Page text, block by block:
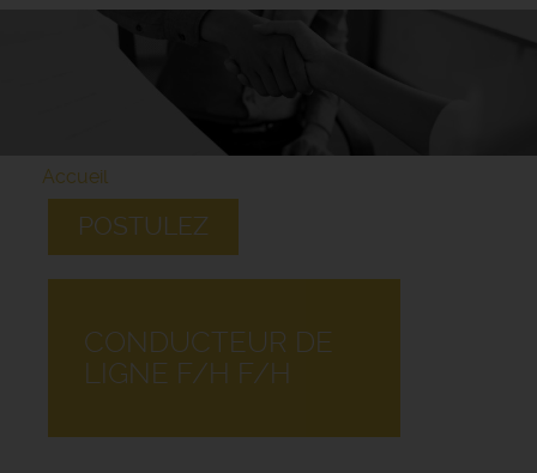
Accueil
POSTULEZ
CONDUCTEUR DE
LIGNE F/H F/H